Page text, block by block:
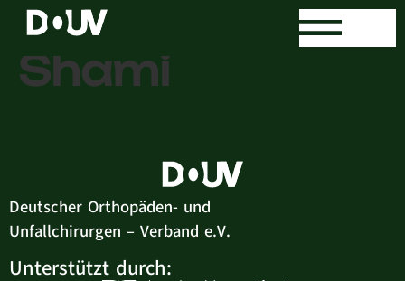
Dr. med. Lisa
Shami
Deutscher Orthopäden- und
Unfallchirurgen – Verband e.V.
Unterstützt durch: